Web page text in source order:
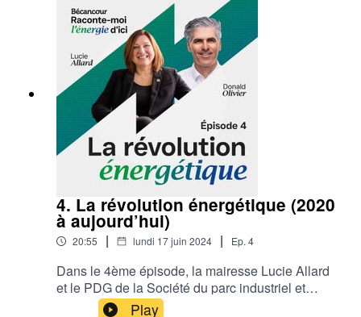
4. La révolution énergétique (2020
à aujourd’hui)
20:55 | lundi 17 juin 2024 | Ep. 4
Dans le 4ème épisode, la mairesse Lucie Allard
et le PDG de la Société du parc industriel et
portuaire de Bécancour, Donald Olivier,
Play